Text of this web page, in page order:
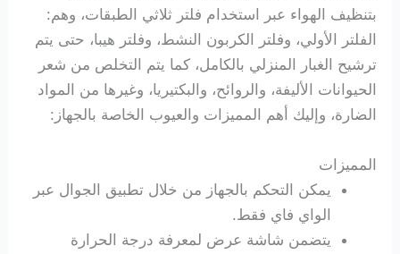
بتنظيف الهواء عبر استخدام فلتر ثلاثي الطبقات، وهم:
الفلتر الأولي، وفلتر الكربون النشط، وفلتر هيبا، حتى يتم
ترشيح الغبار المنزلي بالكامل، كما يتم التخلص من شعر
الحيوانات الأليفة، والروائح، والبكتيريا، وغيرها من المواد
الضارة، وإليك أهم المميزات والعيوب الخاصة بالجهاز:
المميزات
يمكن التحكم بالجهاز من خلال تطبيق الجوال عبر
الواي فاي فقط.
يتضمن شاشة عرض لمعرفة درجة الحرارة